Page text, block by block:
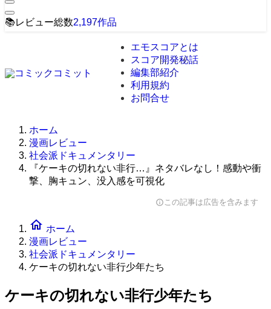
📚レビュー総数2,197作品
エモスコアとは
スコア開発秘話
編集部紹介
利用規約
お問合せ
ホーム
漫画レビュー
社会派ドキュメンタリー
『ケーキの切れない非行…』ネタバレなし！感動や衝
撃、胸キュン、没入感を可視化
infoこの記事は広告を含みます
home ホーム
漫画レビュー
社会派ドキュメンタリー
ケーキの切れない非行少年たち
ケーキの切れない非行少年たち